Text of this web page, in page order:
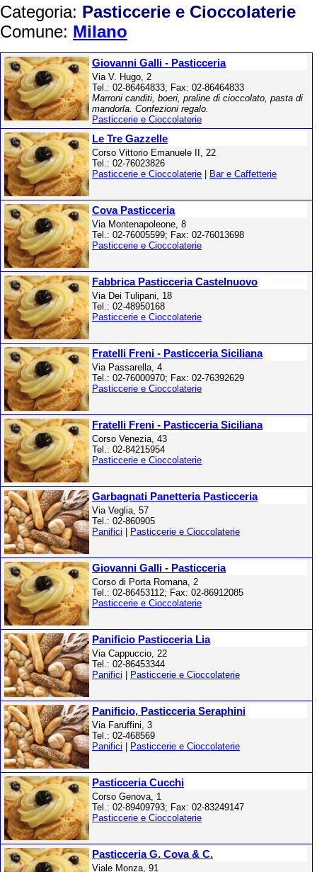
Categoria: Pasticcerie e Cioccolaterie
Comune: Milano
Giovanni Galli - Pasticceria
Via V. Hugo, 2
Tel.: 02-86464833; Fax: 02-86464833
Marroni canditi, boeri, praline di cioccolato, pasta di
mandorla. Confezioni regalo.
Pasticcerie e Cioccolaterie
Le Tre Gazzelle
Corso Vittorio Emanuele II, 22
Tel.: 02-76023826
Pasticcerie e Cioccolaterie
Bar e Caffetterie
Cova Pasticceria
Via Montenapoleone, 8
Tel.: 02-76005599; Fax: 02-76013698
Pasticcerie e Cioccolaterie
Fabbrica Pasticceria Castelnuovo
Via Dei Tulipani, 18
Tel.: 02-48950168
Pasticcerie e Cioccolaterie
Fratelli Freni - Pasticceria Siciliana
Via Passarella, 4
Tel.: 02-76000970; Fax: 02-76392629
Pasticcerie e Cioccolaterie
Fratelli Freni - Pasticceria Siciliana
Corso Venezia, 43
Tel.: 02-84215954
Pasticcerie e Cioccolaterie
Garbagnati Panetteria Pasticceria
Via Veglia, 57
Tel.: 02-860905
Panifici
Pasticcerie e Cioccolaterie
Giovanni Galli - Pasticceria
Corso di Porta Romana, 2
Tel.: 02-86453112; Fax: 02-86912085
Pasticcerie e Cioccolaterie
Panificio Pasticceria Lia
Via Cappuccio, 22
Tel.: 02-86453344
Panifici
Pasticcerie e Cioccolaterie
Panificio, Pasticceria Seraphini
Via Faruffini, 3
Tel.: 02-468569
Panifici
Pasticcerie e Cioccolaterie
Pasticceria Cucchi
Corso Genova, 1
Tel.: 02-89409793; Fax: 02-83249147
Pasticcerie e Cioccolaterie
Pasticceria G. Cova & C.
Viale Monza, 91